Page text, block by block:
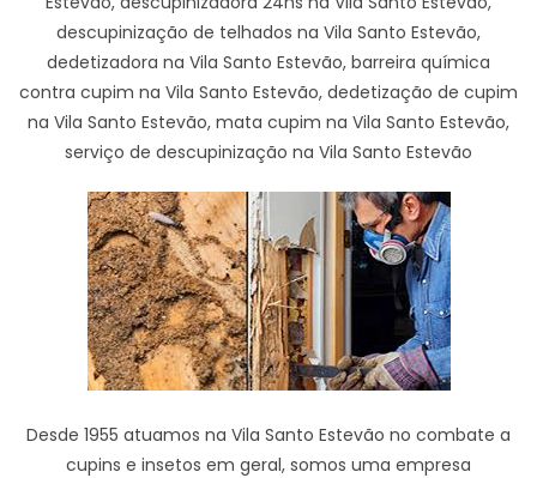
descupinização de telhados na Vila Santo Estevão,
dedetizadora na Vila Santo Estevão, barreira química
contra cupim na Vila Santo Estevão, dedetização de cupim
na Vila Santo Estevão, mata cupim na Vila Santo Estevão,
serviço de descupinização na Vila Santo Estevão
Desde 1955 atuamos na Vila Santo Estevão no combate a
cupins e insetos em geral, somos uma empresa